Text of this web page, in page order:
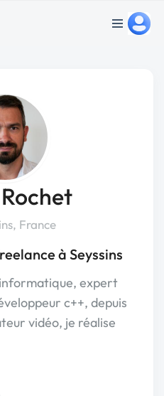
France
à Seyssins
expert
c++, depuis
vidéo, je réalise